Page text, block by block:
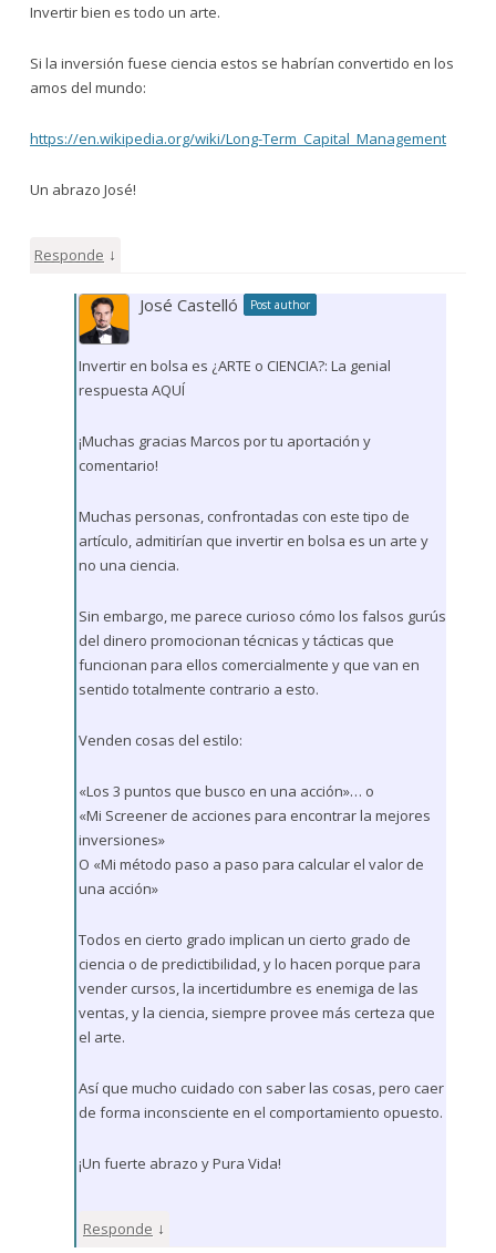
Invertir bien es todo un arte.
Si la inversión fuese ciencia estos se habrían convertido en los
amos del mundo:
https://en.wikipedia.org/wiki/Long-Term_Capital_Management
Un abrazo José!
Responde ↓
José Castelló Post author
Invertir en bolsa es ¿ARTE o CIENCIA?: La genial
respuesta AQUÍ
¡Muchas gracias Marcos por tu aportación y
comentario!
Muchas personas, confrontadas con este tipo de
artículo, admitirían que invertir en bolsa es un arte y
no una ciencia.
Sin embargo, me parece curioso cómo los falsos gurús
del dinero promocionan técnicas y tácticas que
funcionan para ellos comercialmente y que van en
sentido totalmente contrario a esto.
Venden cosas del estilo:
«Los 3 puntos que busco en una acción»… o
«Mi Screener de acciones para encontrar la mejores
inversiones»
O «Mi método paso a paso para calcular el valor de
una acción»
Todos en cierto grado implican un cierto grado de
ciencia o de predictibilidad, y lo hacen porque para
vender cursos, la incertidumbre es enemiga de las
ventas, y la ciencia, siempre provee más certeza que
el arte.
Así que mucho cuidado con saber las cosas, pero caer
de forma inconsciente en el comportamiento opuesto.
¡Un fuerte abrazo y Pura Vida!
Responde ↓